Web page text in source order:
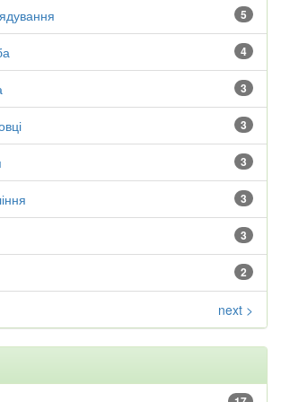
5
4
3
3
3
3
3
2
next >